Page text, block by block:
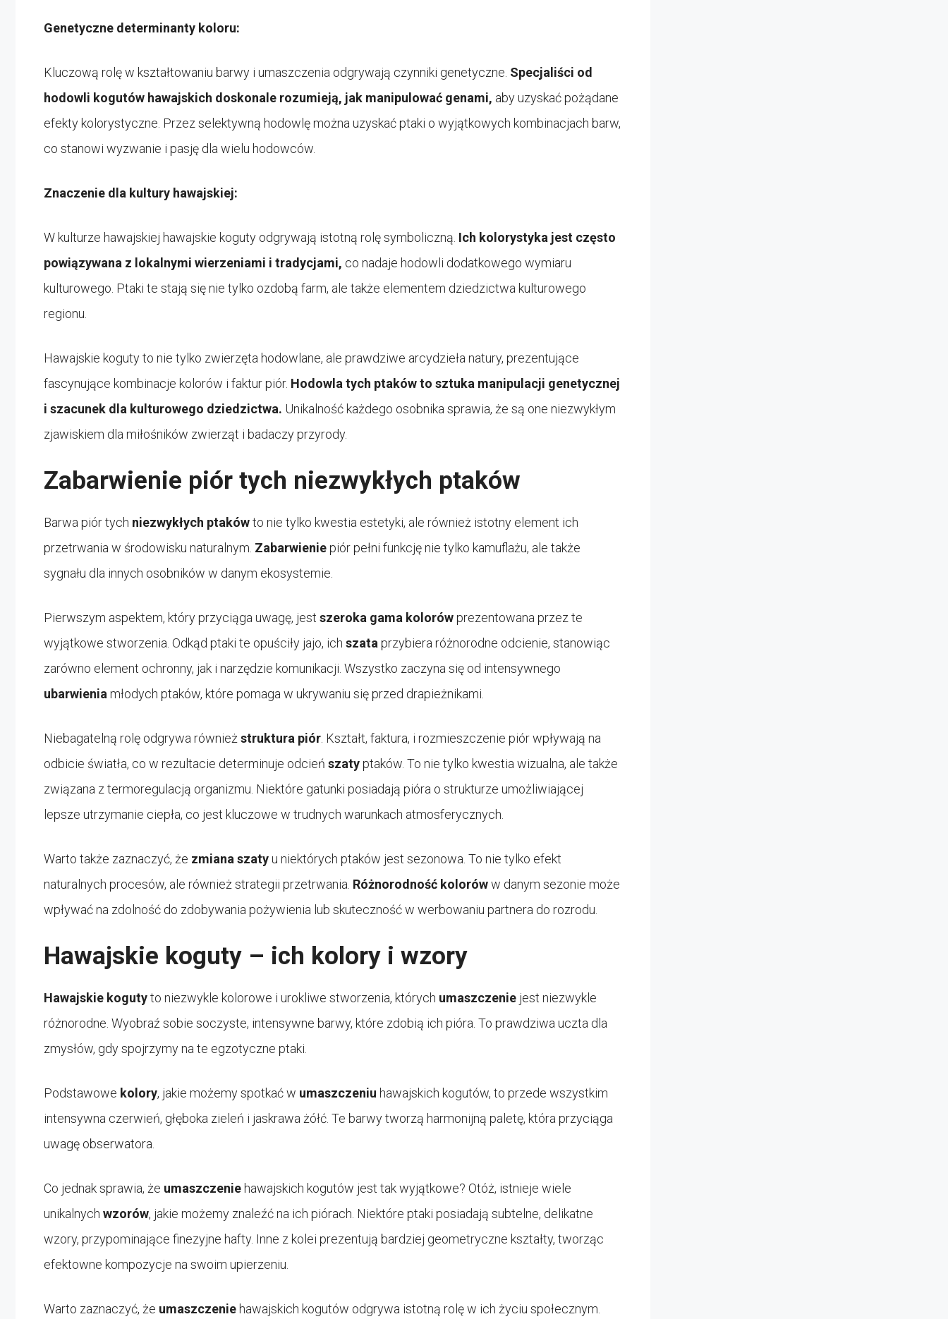
Genetyczne determinanty koloru:
Kluczową rolę w kształtowaniu barwy i umaszczenia odgrywają czynniki genetyczne. Specjaliści od
hodowli kogutów hawajskich doskonale rozumieją, jak manipulować genami, aby uzyskać pożądane
efekty kolorystyczne. Przez selektywną hodowlę można uzyskać ptaki o wyjątkowych kombinacjach barw,
co stanowi wyzwanie i pasję dla wielu hodowców.
Znaczenie dla kultury hawajskiej:
W kulturze hawajskiej hawajskie koguty odgrywają istotną rolę symboliczną. Ich kolorystyka jest często
powiązywana z lokalnymi wierzeniami i tradycjami, co nadaje hodowli dodatkowego wymiaru
kulturowego. Ptaki te stają się nie tylko ozdobą farm, ale także elementem dziedzictwa kulturowego
regionu.
Hawajskie koguty to nie tylko zwierzęta hodowlane, ale prawdziwe arcydzieła natury, prezentujące
fascynujące kombinacje kolorów i faktur piór. Hodowla tych ptaków to sztuka manipulacji genetycznej
i szacunek dla kulturowego dziedzictwa. Unikalność każdego osobnika sprawia, że są one niezwykłym
zjawiskiem dla miłośników zwierząt i badaczy przyrody.
Zabarwienie piór tych niezwykłych ptaków
Barwa piór tych niezwykłych ptakówto nie tylko kwestia estetyki, ale również istotny element ich
przetrwania w środowisku naturalnym. Zabarwieniepiór pełni funkcję nie tylko kamuflażu, ale także
sygnału dla innych osobników w danym ekosystemie.
Pierwszym aspektem, który przyciąga uwagę, jest szeroka gama kolorówprezentowana przez te
wyjątkowe stworzenia. Odkąd ptaki te opuściły jajo, ich szataprzybiera różnorodne odcienie, stanowiąc
zarówno element ochronny, jak i narzędzie komunikacji. Wszystko zaczyna się od intensywnego
ubarwieniamłodych ptaków, które pomaga w ukrywaniu się przed drapieżnikami.
Niebagatelną rolę odgrywa równieżstruktura piór. Kształt, faktura, i rozmieszczenie piór wpływają na
odbicie światła, co w rezultacie determinuje odcień szatyptaków. To nie tylko kwestia wizualna, ale także
związana z termoregulacją organizmu. Niektóre gatunki posiadają pióra o strukturze umożliwiającej
lepsze utrzymanie ciepła, co jest kluczowe w trudnych warunkach atmosferycznych.
Warto także zaznaczyć, że zmiana szatyu niektórych ptaków jest sezonowa. To nie tylko efekt
naturalnych procesów, ale również strategii przetrwania. Różnorodność koloróww danym sezonie może
wpływać na zdolność do zdobywania pożywienia lub skuteczność w werbowaniu partnera do rozrodu.
Hawajskie koguty – ich kolory i wzory
Hawajskie kogutyto niezwykle kolorowe i urokliwe stworzenia, których umaszczenie jest niezwykle
różnorodne. Wyobraź sobie soczyste, intensywne barwy, które zdobią ich pióra. To prawdziwa uczta dla
zmysłów, gdy spojrzymy na te egzotyczne ptaki.
Podstawowe kolory, jakie możemy spotkać w umaszczeniu hawajskich kogutów, to przede wszystkim
intensywna czerwień, głęboka zieleń i jaskrawa żółć. Te barwy tworzą harmonijną paletę, która przyciąga
uwagę obserwatora.
Co jednak sprawia, że umaszczenie hawajskich kogutów jest tak wyjątkowe? Otóż, istnieje wiele
unikalnych wzorów, jakie możemy znaleźć na ich piórach. Niektóre ptaki posiadają subtelne, delikatne
wzory, przypominające finezyjne hafty. Inne z kolei prezentują bardziej geometryczne kształty, tworząc
efektowne kompozycje na swoim upierzeniu.
Warto zaznaczyć, że umaszczenie hawajskich kogutów odgrywa istotną rolę w ich życiu społecznym.